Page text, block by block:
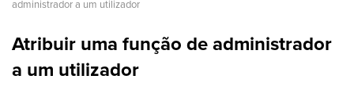
administrador a um utilizador
Atribuir uma função de administrador
a um utilizador